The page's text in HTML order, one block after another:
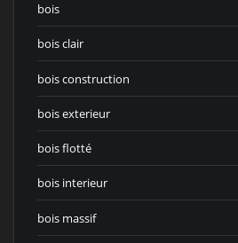
bois
bois clair
bois construction
bois exterieur
bois flotté
bois interieur
bois massif